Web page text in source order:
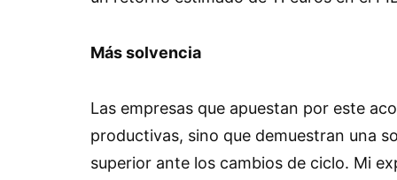
Más solvencia
Las empresas que apuestan por este
productivas, sino que demuestran una
superior ante los cambios de ciclo. Mi